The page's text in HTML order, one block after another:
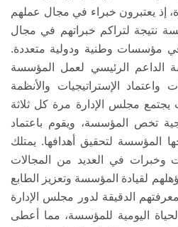
إذ يعتبرون خبراء في مجال عملهم
نتيجة لتراكم خبراتهم في مجال
مؤسسات وطنية ودولية متعددة.
الداعم الرئيسي لعمل المؤسسة
الإستراتيجيات والأنظمة
يجتمع مجلس الإدارة مرة كل ثلاثة
تخص المؤسسة، ويقوم باعتماد
المؤسسة لتحقيق أهدافها. يمتلك
وخبرات في العديد من المجالات
يؤهلهم لقيادة المؤسسة وتعزيز الطابع
الدقيقة لدور مجلس الإدارة
اليومية للمؤسسة، مما أعطى